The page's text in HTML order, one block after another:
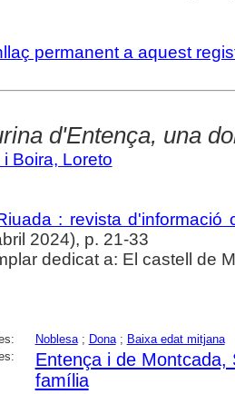
permanent a aquest
d'Entença, una
i Boira, Loreto
: revista d'informació
2024), p. 21-33
dedicat a: El castell de
Noblesa; Dona; Baixa edat mitjana
Entença i de Montcada,
família